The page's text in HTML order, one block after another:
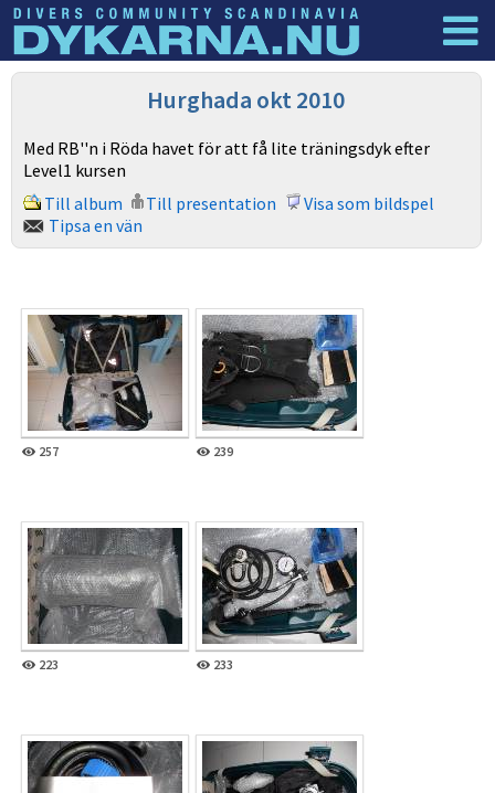
Dyknyheter Hurghada okt 2010
Med RB''n i Röda havet för att få lite träningsdyk efter
Level1 kursen
Till album
Till presentation
Visa som bildspel
Tipsa en vän
257 239
223 233